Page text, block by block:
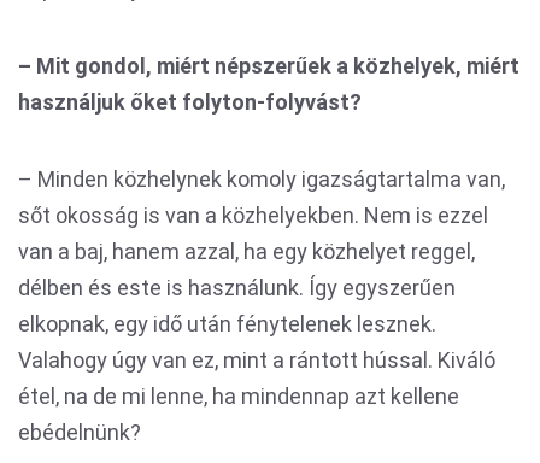
– Mit gondol, miért népszerűek a közhelyek, miért
használjuk őket folyton-folyvást?
– Minden közhelynek komoly igazságtartalma van,
sőt okosság is van a közhelyekben. Nem is ezzel
van a baj, hanem azzal, ha egy közhelyet reggel,
délben és este is használunk. Így egyszerűen
elkopnak, egy idő után fénytelenek lesznek.
Valahogy úgy van ez, mint a rántott hússal. Kiváló
étel, na de mi lenne, ha mindennap azt kellene
ebédelnünk?